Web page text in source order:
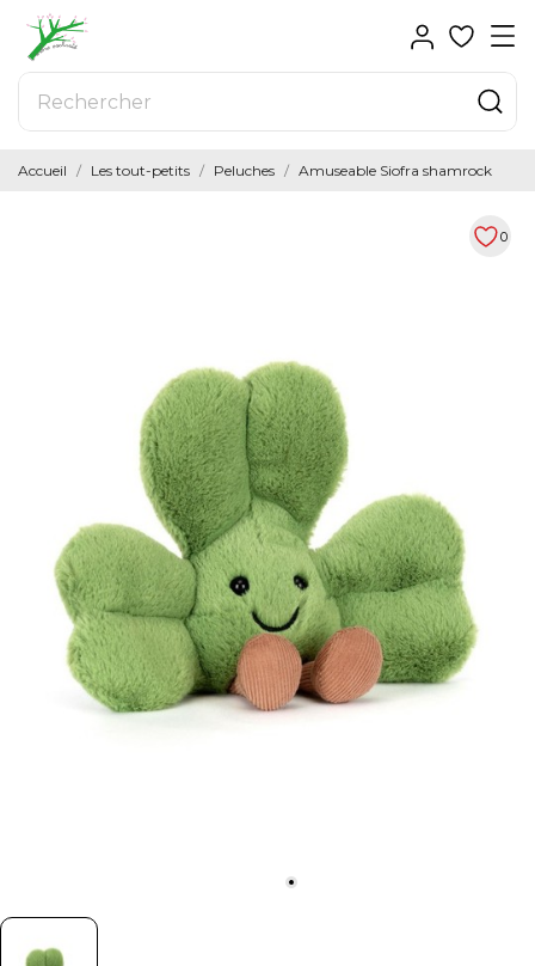
Accueil Les tout-petits Peluches Amuseable Siofra shamrock
0